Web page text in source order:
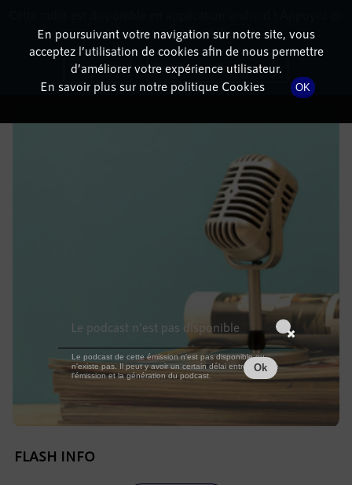
DÉTAILS DE L'ÉPISODE
30 mai 2021 à 3h59, durée : Invalid date
FLASH INFO
En poursuivant votre navigation sur notre site, vous
acceptez l’utilisation de cookies afin de nous permettre
d’améliorer votre expérience utilisateur.
En savoir plus sur notre politique Cookies
OK
dessous pour l'installer.
Non merci Télécharger l'application
Le podcast n'est pas disponible
Le podcast de cette émission n'est pas disponible ou
n'existe pas. Il peut y avoir un certain délai entre la fin de
l'émission et la génération du podcast.
Ok